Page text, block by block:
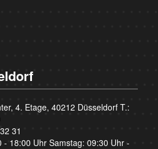
4. Etage, 40212 Düsseldorf T.:
31
18:00 Uhr Samstag: 09:30 Uhr -